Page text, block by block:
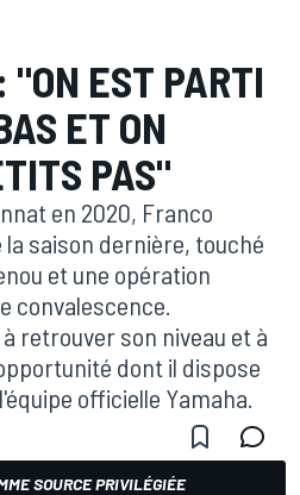
"ON EST PARTI
ET ON
PAS"
en 2020, Franco
la saison dernière, touché
et une opération
convalescence.
retrouver son niveau et à
dont il dispose
officielle Yamaha.
SOURCE PRIVILÉGIÉE